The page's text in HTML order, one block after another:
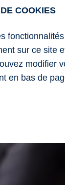
suppression
2025
valeur ajoutée
en
COOKIES
sur ce site
modifier
en bas de